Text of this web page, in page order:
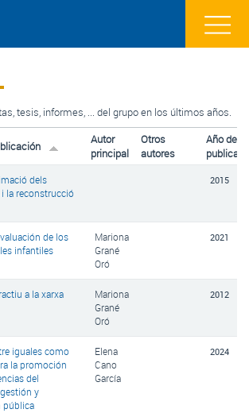
tesis, informes, ... del grupo en los últimos años.
Autor
principal
Otros
autores
Año de
dels
la reconstrucció
2015
de los
infantiles
Mariona
Grané
Oró
2021
a la xarxa
Mariona
Grané
Oró
2012
iguales como
la promoción
del
y
pública
Elena
Cano
García
2024